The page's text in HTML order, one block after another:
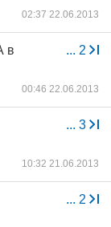
02:37 22.06.2013
... 2
в
00:46 22.06.2013
... 3
10:32 21.06.2013
... 2